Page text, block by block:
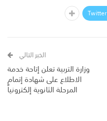
Twitter
الخبر التالي
وزارة التربية تعلن إتاحة خدمة
الاطلاع على شهادة إتمام
المرحلة الثانوية إلكترونياً